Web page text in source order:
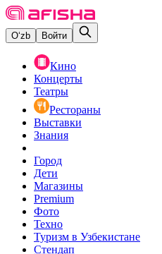
O‘zb Войти
Кино
Концерты
Театры
Рестораны
Выставки
Знания
Город
Дети
Магазины
Premium
Фото
Техно
Туризм в Узбекистане
Стендап